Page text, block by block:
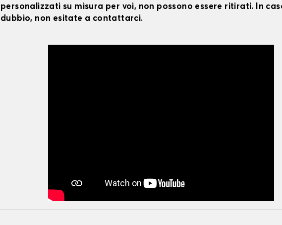
personalizzati su misura per voi, non possono essere ritirati. In
dubbio, non esitate a contattarci.